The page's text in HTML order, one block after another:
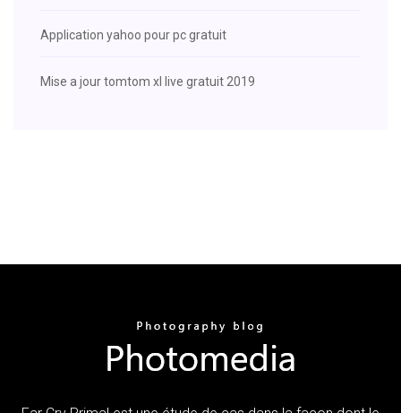
Application yahoo pour pc gratuit
Mise a jour tomtom xl live gratuit 2019